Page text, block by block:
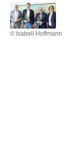
© Isabell Hoffmann